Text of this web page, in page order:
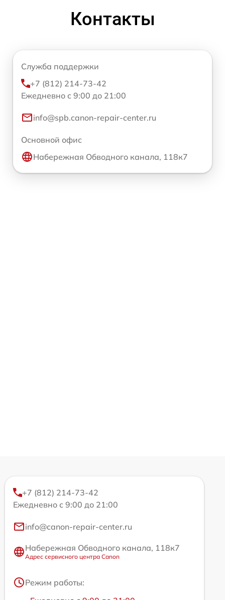
Контакты
Служба поддержки
+7 (812) 214-73-42
Ежедневно с 9:00 до 21:00
info@spb.canon-repair-center.ru
Основной офис
Набережная Обводного канала, 118к7
+7 (812) 214-73-42
Ежедневно с 9:00 до 21:00
info@canon-repair-center.ru
Набережная Обводного канала, 118к7
Адрес сервисного центра Canon
Режим работы: